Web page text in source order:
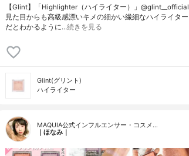
【Glint】「Highlighter（ハイライター）」@glint__official
見た目からも高級感漂いキメの細かい繊細なハイライター
だとわかるように…続きを見る
Glint(グリント)
ハイライター
MAQUIA公式インフルエンサー・コスメ…
｜ほなみ｜